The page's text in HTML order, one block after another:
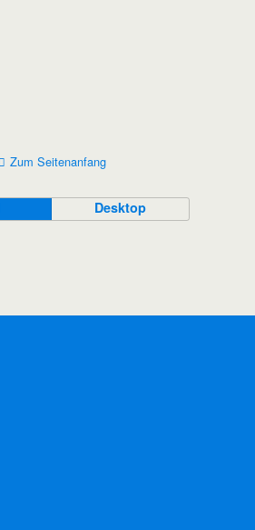
Zum Seitenanfang
Desktop